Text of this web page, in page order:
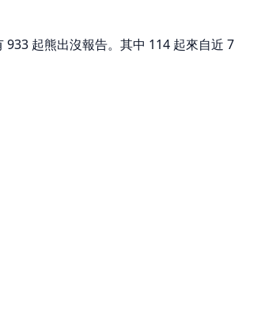
起熊出沒報告。其中 114 起來自近 7